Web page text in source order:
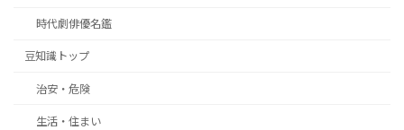
時代劇俳優名鑑
豆知識トップ
治安・危険
生活・住まい